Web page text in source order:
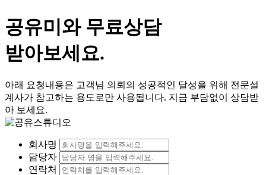
공유미와 무료상담
받아보세요.
아래 요청내용은 고객님 의뢰의 성공적인 달성을 위해 전문설
계사가 참고하는 용도로만 사용됩니다. 지금 부담없이 상담받
아 보세요.
회사명
담당자
연락처